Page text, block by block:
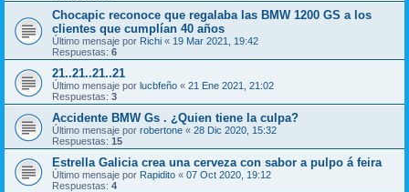
Chocapic reconoce que regalaba las BMW 1200 GS a los
clientes que cumplían 40 años
Último mensaje por Richi « 19 Mar 2021, 19:42
Respuestas: 6
21..21..21..21
Último mensaje por lucbfeño « 21 Ene 2021, 21:02
Respuestas: 3
Accidente BMW Gs . ¿Quien tiene la culpa?
Último mensaje por robertone « 28 Dic 2020, 15:32
Respuestas: 15
Estrella Galicia crea una cerveza con sabor a pulpo á feira
Último mensaje por Rapidito « 07 Oct 2020, 19:12
Respuestas: 4